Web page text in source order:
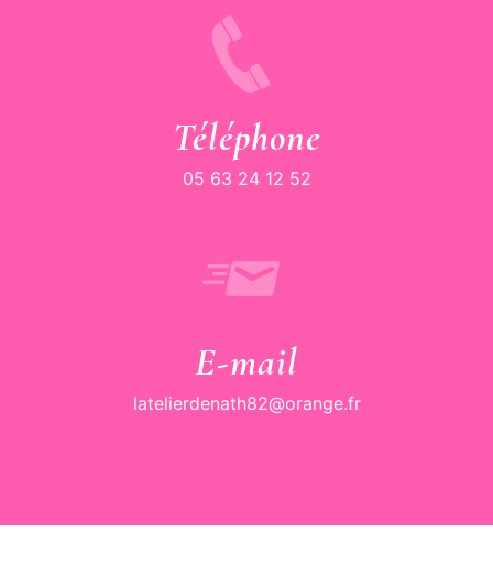
Téléphone
05 63 24 12 52
E-mail
latelierdenath82@orange.fr